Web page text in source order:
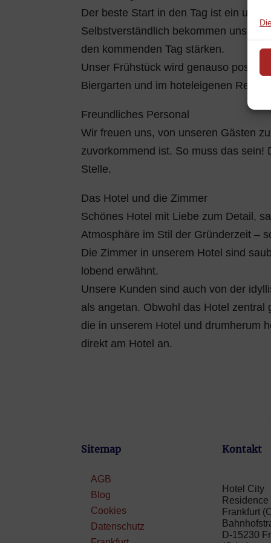
Der beste Start in den Tag ist ein
Selbstverständlich bekommen unsere
den kommenden Tag stärken.
Unser Frühstück wird genauso positiv
Biergarten und im hoteleigenen
Freundliches Personal
Wir freuen uns, von unseren Gästen
zuvorkommend ist. So muss das
Stelle.
Das Hotel und die Zimmer
Schönes Hotel mit Liebe zum Detail,
Atmosphäre im Stil der Gründerzeit –
Die Zimmer in unserem Hotel sind
lobend erwähnt.
Unsere Kunden sind auch von der
als angetan. Obwohl das Hotel
die in unserem Hotel und drumherum
direkt am Hotel an.
Sitemap
AGB
Blog
Cookies
Datenschutz
Kontakt
Hotel City
Residence
Frankfurt
D-15230